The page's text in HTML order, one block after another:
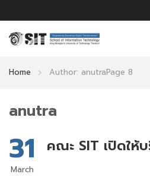
Home Author: anutraPage 8
anutra
31
March
คณะ SIT เปิดให้